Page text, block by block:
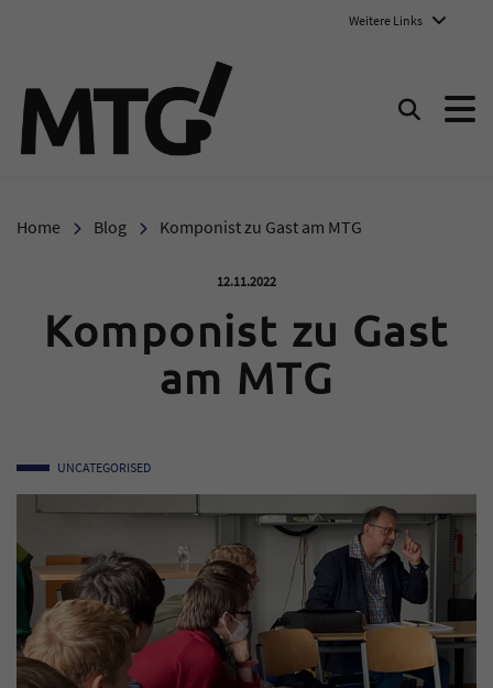
Weitere Links
Suchen
Home Blog Komponist zu Gast am MTG
Veröffentlicht am:
12.11.2022
Komponist zu Gast
am MTG
UNCATEGORISED